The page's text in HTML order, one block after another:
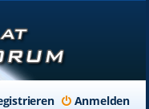
Anmelden